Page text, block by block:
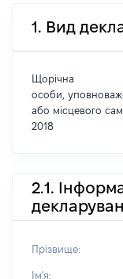
1. Вид
Щорічна
особи,
або місцевого
2018
2.1.
Прізвище:
Ім'я: